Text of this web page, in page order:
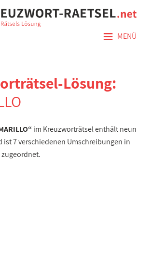
≡ MENÜ
Lösung:
im Kreuzworträtsel enthält neun
ist 7 verschiedenen Umschreibungen in